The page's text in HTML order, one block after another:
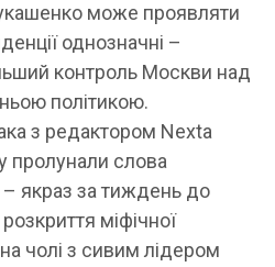
може проявляти
однозначні –
контроль Москви над
політикою.
з редактором Nexta
пролунали слова
– якраз за тиждень до
міфічної
чолі з сивим лідером